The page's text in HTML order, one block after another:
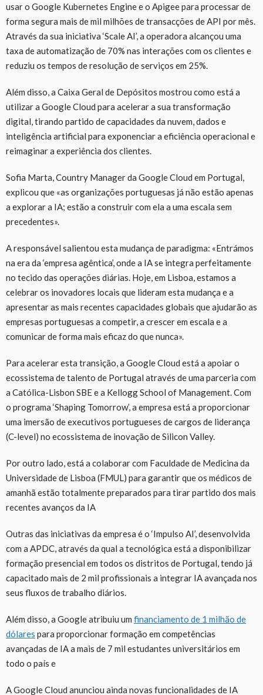
usar o Google Kubernetes Engine e o Apigee para processar de
forma segura mais de mil milhões de transacções de API por mês.
Através da sua iniciativa ‘Scale AI’, a operadora alcançou uma
taxa de automatização de 70% nas interações com os clientes e
reduziu os tempos de resolução de serviços em 25%.
Além disso, a Caixa Geral de Depósitos mostrou como está a
utilizar a Google Cloud para acelerar a sua transformação
digital, tirando partido de capacidades da nuvem, dados e
inteligência artificial para exponenciar a eficiência operacional e
reimaginar a experiência dos clientes.
Sofia Marta, Country Manager da Google Cloud em Portugal,
explicou que «as organizações portuguesas já não estão apenas
a explorar a IA; estão a construir com ela a uma escala sem
precedentes».
A responsável salientou esta mudança de paradigma: «Entrámos
na era da ‘empresa agêntica’, onde a IA se integra perfeitamente
no tecido das operações diárias. Hoje, em Lisboa, estamos a
celebrar os inovadores locais que lideram esta mudança e a
apresentar as mais recentes capacidades globais que ajudarão as
empresas portuguesas a competir, a crescer em escala e a
comunicar de forma mais eficaz do que nunca».
Para acelerar esta transição, a Google Cloud está a apoiar o
ecossistema de talento de Portugal através de uma parceria com
a Católica-Lisbon SBE e a Kellogg School of Management. Com
o programa ‘Shaping Tomorrow’, a empresa está a proporcionar
uma imersão de executivos portugueses de cargos de liderança
(C-level) no ecossistema de inovação de Silicon Valley.
Por outro lado, está a colaborar com Faculdade de Medicina da
Universidade de Lisboa (FMUL) para garantir que os médicos de
amanhã estão totalmente preparados para tirar partido dos mais
recentes avanços da IA
Outras das iniciativas da empresa é o ‘Impulso AI’, desenvolvida
com a APDC, através da qual a tecnológica está a disponibilizar
formação presencial em todos os distritos de Portugal, tendo já
capacitado mais de 2 mil profissionais a integrar IA avançada nos
seus fluxos de trabalho diários.
Além disso, a Google atribuiu um financiamento de 1 milhão de
dólares para proporcionar formação em competências
avançadas de IA a mais de 7 mil estudantes universitários em
todo o país e
A Google Cloud anunciou ainda novas funcionalidades de IA